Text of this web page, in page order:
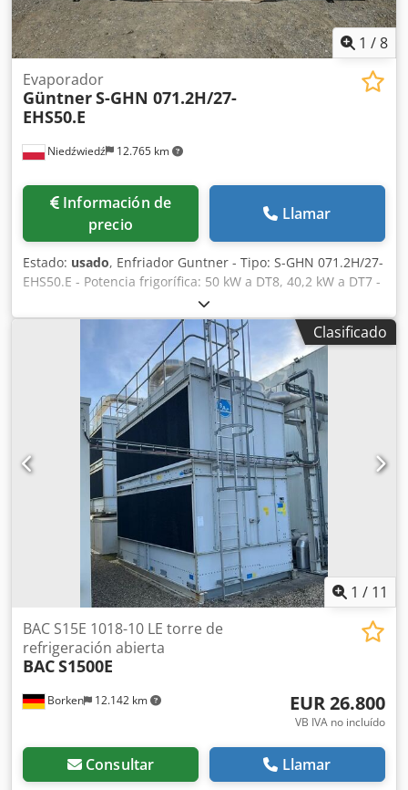
1 /8
Niedźwiedź 12.765 km
Evaporador
GüntnerS-GHN 071.2H/27-
EHS50.E
Información de
precio
Llamar
Estado: usado, Enfriador Guntner - Tipo: S-GHN 071.2H/27-
EHS50.E - Potencia frigorífica: 50 kW a DT8, 40,2 kW a DT7 -
Aletas: 7 mm - Número de ventiladores: 2 x 710 mm -
Dimensiones del equipo: 3500 x 1060 x 970 mm -
Resistencias eléctricas - Refrigerante: Freón - Capacidad:
71,5 L Dodpfxezaz U Io Algowa - Peso: 387 kg - Existencias:
4 unidades - Número de almacén: CH 605 - Estado: usado,
en muy buenas condiciones, enfriador 100% hermético
bajo presión de nitrógeno, ventiladores en perfecto
funcionamiento, listo para su uso
Clasificado
1 / 11
Borken 12.142 km
BAC S15E 1018-10 LE torre de
refrigeración abierta
BACS1500E
EUR 26.800
VB IVA no incluído
Consultar Llamar